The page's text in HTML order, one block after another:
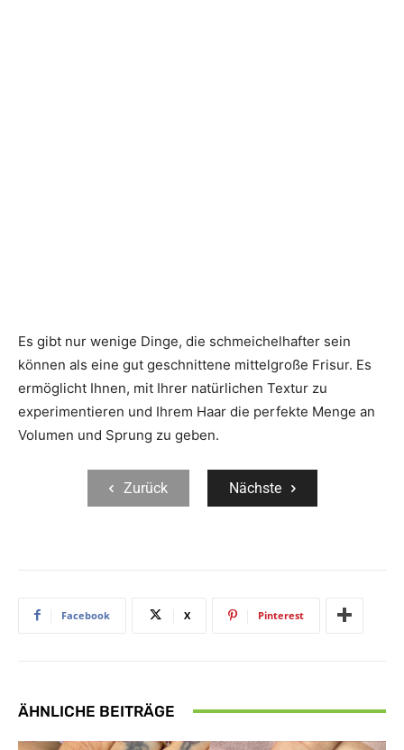
Es gibt nur wenige Dinge, die schmeichelhafter sein
können als eine gut geschnittene mittelgroße Frisur. Es
ermöglicht Ihnen, mit Ihrer natürlichen Textur zu
experimentieren und Ihrem Haar die perfekte Menge an
Volumen und Sprung zu geben.
Zurück Nächste
Facebook X Pinterest
ÄHNLICHE BEITRÄGE